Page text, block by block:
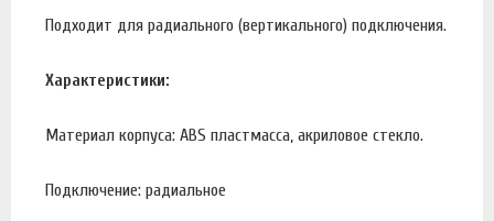
Подходит для радиального (вертикального) подключения.
Характеристики:
Материал корпуса: ABS пластмасса, акриловое стекло.
Подключение: радиальное